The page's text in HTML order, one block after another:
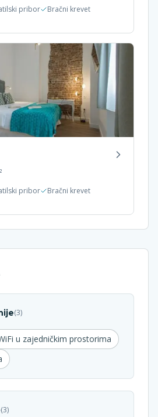
pribor
Bračni krevet
pribor
Bračni krevet
(3)
u zajedničkim prostorima
(3)